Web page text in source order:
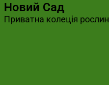
Новий Сад
Приватна колеція рослин